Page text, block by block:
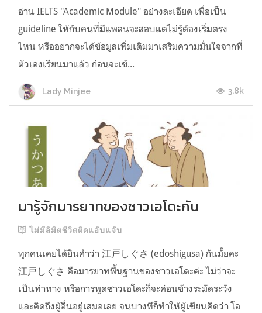
อ่าน IELTS "Academic Module" อย่างละเอียด เพื่อเป็น
guideline ให้กับคนที่มีแพลนจะสอบแต่ไม่รู้ต้องเริ่มตรง
ไหน หรืออยากจะได้ข้อมูลเพิ่มเติมมาเสริมความมั่นใจจากที่
ตัวเองเรียนมาแล้ว ก่อนจะเข้...
Lady Minjee 3.8k
มารู้จักมารยาทของชาวเอโดะกัน
ไม่มีลิมิตชีวิตติดแอ๊บแจ๊บ
ทุกคนเคยได้ยินคำว่า 江戸しぐさ (edoshigusa) กันมั้ยคะ
江戸しぐさ คือมารยาทพื้นฐานของชาวเอโดะค่ะ ไม่ว่าจะ
เป็นท่าทาง หรือการพูดชาวเอโดะก็จะค่อนข้างระมัดระวัง
และคิดถึงผู้อื่นอยู่เสมอเลย จนบางทีก็ทำให้ผู้เขียนคิดว่า โอ